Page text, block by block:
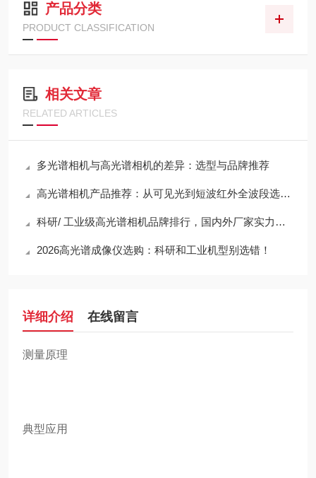
产品分类
PRODUCT CLASSIFICATION
相关文章
RELATED ARTICLES
多光谱相机与高光谱相机的差异：选型与品牌推荐
高光谱相机产品推荐：从可见光到短波红外全波段选型攻略
科研/ 工业级高光谱相机品牌排行，国内外厂家实力对比
2026高光谱成像仪选购：科研和工业机型别选错！
详细介绍 在线留言
测量原理
典型应用